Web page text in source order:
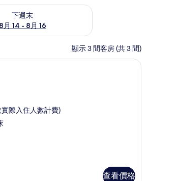
下週末
8月 14 - 8月 16
14 - 8月 16) 的供應情況
顯示 3 間客房 (共 3 間)
、床單 四人房 | 書桌、遮光布/窗簾、免費無線上網、
際入住人數計費)
查看價格